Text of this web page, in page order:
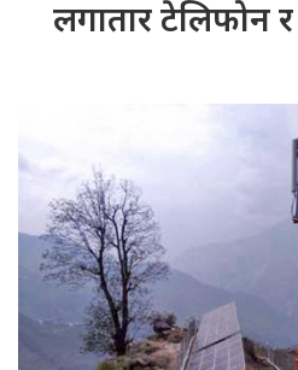
लगातार टेलिफोन